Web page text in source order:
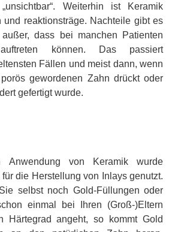
Weiterhin ist Keramik
und reaktionsträge. Nachteile gibt es
dass bei manchen Patienten
auftreten können. Das passiert
Fällen und meist dann, wenn
gewordenen Zahn drückt oder
gefertigt wurde.
Anwendung von Keramik wurde
die Herstellung von Inlays genutzt.
selbst noch Gold-Füllungen oder
einmal bei Ihren (Groß-)Eltern
Härtegrad angeht, so kommt Gold